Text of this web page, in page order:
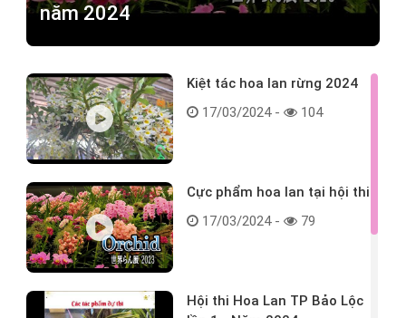
năm 2024
Kiệt tác hoa lan rừng 2024
17/03/2024 -
104
Cực phẩm hoa lan tại hội thi
17/03/2024 -
79
Hội thi Hoa Lan TP Bảo Lộc